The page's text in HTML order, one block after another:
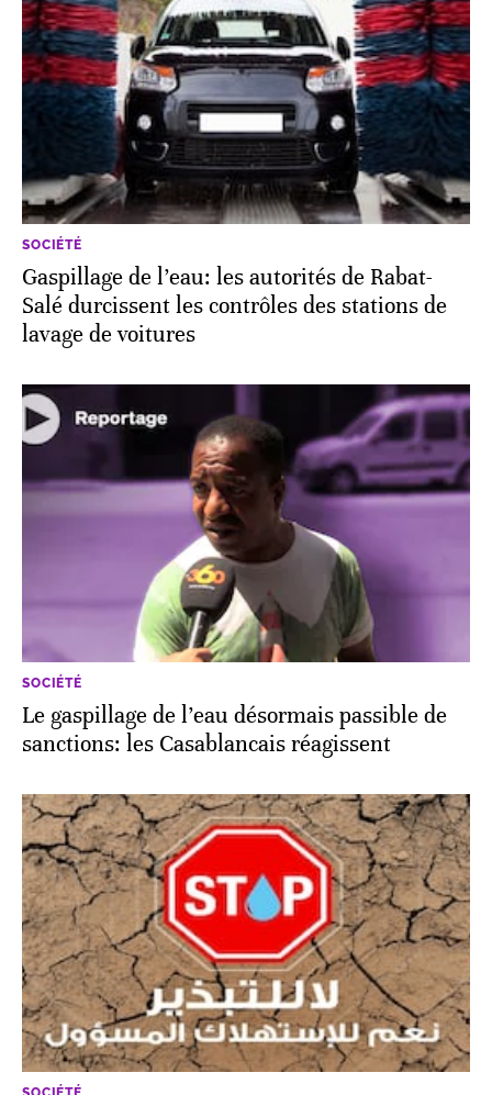
SOCIÉTÉ
Gaspillage de l’eau: les autorités de Rabat-
Salé durcissent les contrôles des stations de
lavage de voitures
SOCIÉTÉ
Le gaspillage de l’eau désormais passible de
sanctions: les Casablancais réagissent